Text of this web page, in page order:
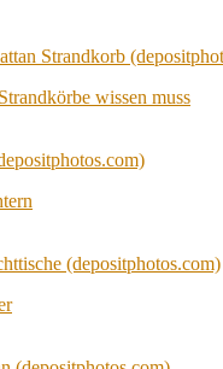
wissen muss